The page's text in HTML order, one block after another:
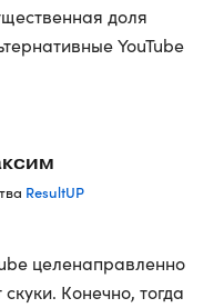
доля
YouTube
ResultUP
целенаправленно
Конечно, тогда